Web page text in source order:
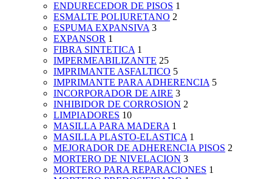
ENDURECEDOR DE PISOS 1
ESMALTE POLIURETANO 2
ESPUMA EXPANSIVA 3
EXPANSOR 1
FIBRA SINTETICA 1
IMPERMEABILIZANTE 25
IMPRIMANTE ASFALTICO 5
IMPRIMANTE PARA ADHERENCIA 5
INCORPORADOR DE AIRE 3
INHIBIDOR DE CORROSION 2
LIMPIADORES 10
MASILLA PARA MADERA 1
MASILLA PLASTO-ELASTICA 1
MEJORADOR DE ADHERENCIA PISOS 2
MORTERO DE NIVELACION 3
MORTERO PARA REPARACIONES 1